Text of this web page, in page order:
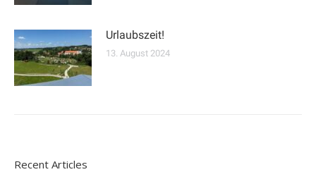
Urlaubszeit!
13. August 2024
Recent Articles